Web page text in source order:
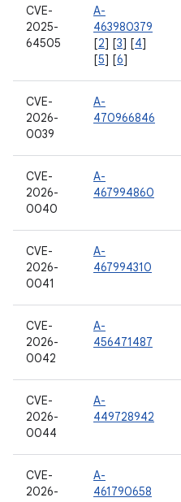
CVE-
2025-
64505
A-
463980379
[2] [3] [4]
[5] [6]
CVE-
2026-
0039
A-
470966846
CVE-
2026-
0040
A-
467994860
CVE-
2026-
0041
A-
467994310
CVE-
2026-
0042
A-
456471487
CVE-
2026-
0044
A-
449728942
CVE-
2026-
A-
461790658